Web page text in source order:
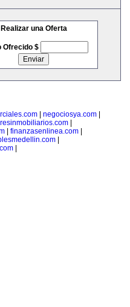
Realizar una Oferta
Ofrecido $
negociosya.com
| finanzasenlinea.com|
|
|